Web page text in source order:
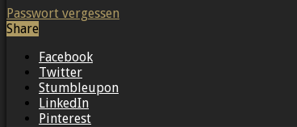
Passwort vergessen
Share
Facebook
Twitter
Stumbleupon
LinkedIn
Pinterest